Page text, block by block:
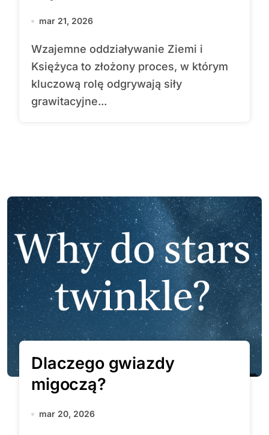
mar 21, 2026
Wzajemne oddziaływanie Ziemi i
Księżyca to złożony proces, w którym
kluczową rolę odgrywają siły
grawitacyjne...
Dlaczego gwiazdy
migoczą?
mar 20, 2026